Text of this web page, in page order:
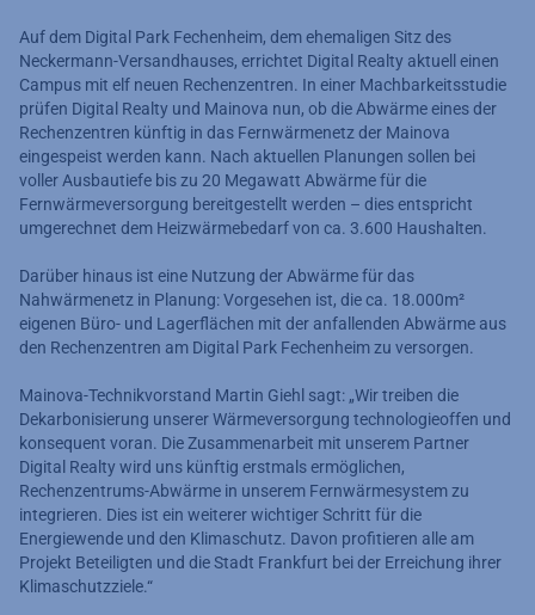
Auf dem Digital Park Fechenheim, dem ehemaligen Sitz des
Neckermann-Versandhauses, errichtet Digital Realty aktuell einen
Campus mit elf neuen Rechenzentren. In einer Machbarkeitsstudie
prüfen Digital Realty und Mainova nun, ob die Abwärme eines der
Rechenzentren künftig in das Fernwärmenetz der Mainova
eingespeist werden kann. Nach aktuellen Planungen sollen bei
voller Ausbautiefe bis zu 20 Megawatt Abwärme für die
Fernwärmeversorgung bereitgestellt werden – dies entspricht
umgerechnet dem Heizwärmebedarf von ca. 3.600 Haushalten.
Darüber hinaus ist eine Nutzung der Abwärme für das
Nahwärmenetz in Planung: Vorgesehen ist, die ca. 18.000m²
eigenen Büro- und Lagerflächen mit der anfallenden Abwärme aus
den Rechenzentren am Digital Park Fechenheim zu versorgen.
Mainova-Technikvorstand Martin Giehl sagt: „Wir treiben die
Dekarbonisierung unserer Wärmeversorgung technologieoffen und
konsequent voran. Die Zusammenarbeit mit unserem Partner
Digital Realty wird uns künftig erstmals ermöglichen,
Rechenzentrums-Abwärme in unserem Fernwärmesystem zu
integrieren. Dies ist ein weiterer wichtiger Schritt für die
Energiewende und den Klimaschutz. Davon profitieren alle am
Projekt Beteiligten und die Stadt Frankfurt bei der Erreichung ihrer
Klimaschutzziele.“